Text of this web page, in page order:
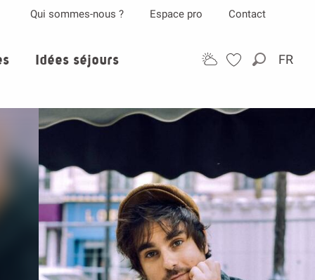
FR
Qui sommes-nous ? Espace pro Contact
Idées séjours